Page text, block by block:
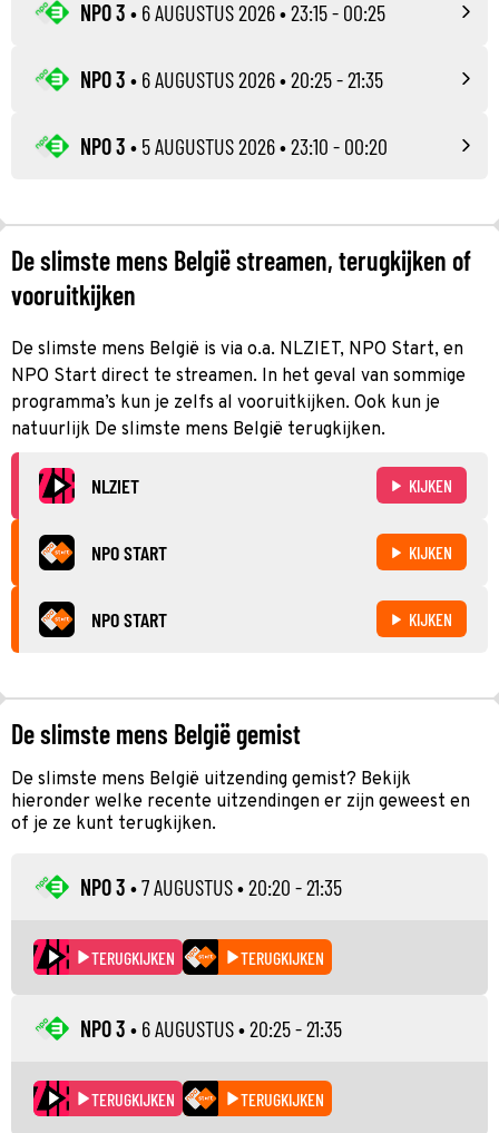
NPO 3 • 6 AUGUSTUS 2026• 23:15 - 00:25
NPO 3 • 6 AUGUSTUS 2026• 20:25 - 21:35
NPO 3 • 5 AUGUSTUS 2026• 23:10 - 00:20
De slimste mens België streamen, terugkijken of
vooruitkijken
De slimste mens België is via o.a. NLZIET, NPO Start, en
NPO Start direct te streamen. In het geval van sommige
programma’s kun je zelfs al vooruitkijken. Ook kun je
natuurlijk De slimste mens België terugkijken.
NLZIET KIJKEN
NPO START KIJKEN
NPO START KIJKEN
De slimste mens België gemist
De slimste mens België uitzending gemist? Bekijk
hieronder welke recente uitzendingen er zijn geweest en
of je ze kunt terugkijken.
NPO 3 •7 AUGUSTUS• 20:20 - 21:35
TERUGKIJKEN TERUGKIJKEN
NPO 3 • 6 AUGUSTUS• 20:25 - 21:35
TERUGKIJKEN TERUGKIJKEN